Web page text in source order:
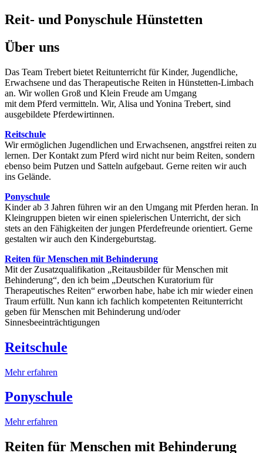
Reit- und Ponyschule Hünstetten
Über uns
Das Team Trebert bietet Reitunterricht für Kinder, Jugendliche,
Erwachsene und das Therapeutische Reiten in Hünstetten-Limbach
an. Wir wollen Groß und Klein Freude am Umgang
mit dem Pferd vermitteln. Wir, Alisa und Yonina Trebert, sind
ausgebildete Pferdewirtinnen.
Reitschule
Wir ermöglichen Jugendlichen und Erwachsenen, angstfrei reiten zu
lernen. Der Kontakt zum Pferd wird nicht nur beim Reiten, sondern
ebenso beim Putzen und Satteln aufgebaut. Gerne reiten wir auch
ins Gelände.
Ponyschule
Kinder ab 3 Jahren führen wir an den Umgang mit Pferden heran. In
Kleingruppen bieten wir einen spielerischen Unterricht, der sich
stets an den Fähigkeiten der jungen Pferdefreunde orientiert. Gerne
gestalten wir auch den Kindergeburtstag.
Reiten für Menschen mit Behinderung
Mit der Zusatzqualifikation „Reitausbilder für Menschen mit
Behinderung“, den ich beim „Deutschen Kuratorium für
Therapeutisches Reiten“ erworben habe, habe ich mir wieder einen
Traum erfüllt. Nun kann ich fachlich kompetenten Reitunterricht
geben für Menschen mit Behinderung und/oder
Sinnesbeeinträchtigungen
Reitschule
Mehr erfahren
Ponyschule
Mehr erfahren
Reiten für Menschen mit Behinderung